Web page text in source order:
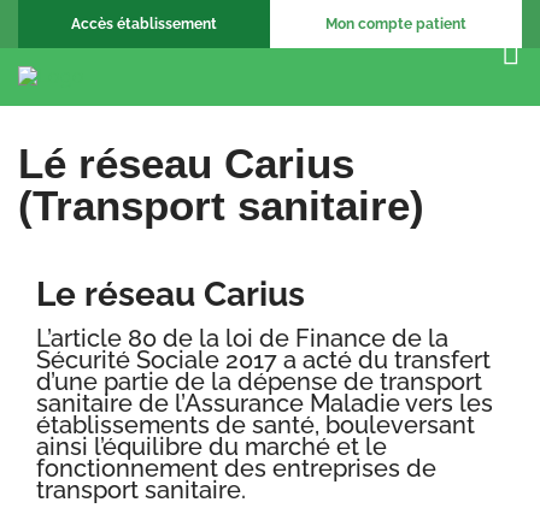
Accès établissement Mon compte patient
Lé réseau Carius
(Transport sanitaire)
Le réseau Carius
L’article 80 de la loi de Finance de la
Sécurité Sociale 2017 a acté du transfert
d’une partie de la dépense de transport
sanitaire de l’Assurance Maladie vers les
établissements de santé, bouleversant
ainsi l’équilibre du marché et le
fonctionnement des entreprises de
transport sanitaire.